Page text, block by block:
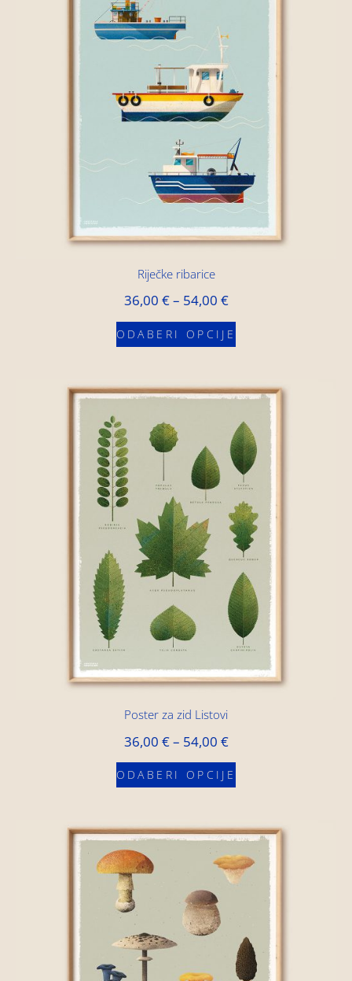
Riječke ribarice
36,00 €– 54,00 €
ODABERI OPCIJE
Poster za zid Listovi
36,00 €– 54,00 €
ODABERI OPCIJE